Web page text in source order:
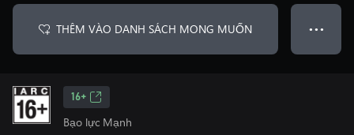
THÊM VÀO DANH SÁCH MONG MUỐN ● ● ●
16+
Bạo lực Mạnh